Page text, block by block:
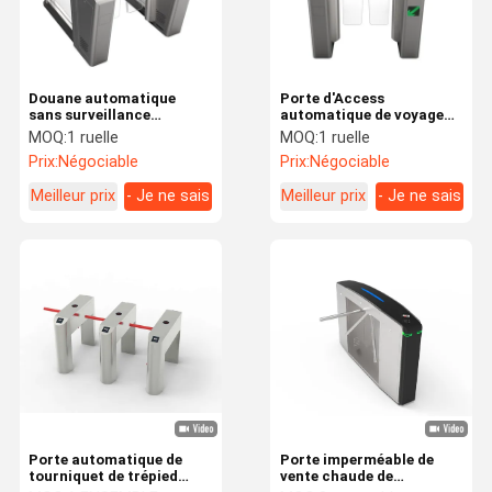
Produits
Au Sujet De
Porte d'Access
automatique de voyageur
de dégagement de porte
sans contact de la
biométrie ab
MOQ:1 ruelle
Prix:Négociable
Meilleur prix
- Je ne sais
Douane automatique
sans surveillance
d'aéroport de contrôle de
billet de passeport de
visage d'entrée de degré
de sécurité d'E-portes
MOQ:1 ruelle
Prix:Négociable
Meilleur prix
- Je ne sais
Porte imperméable de
vente chaude de
Porte automatique de
tourniquet de trépied